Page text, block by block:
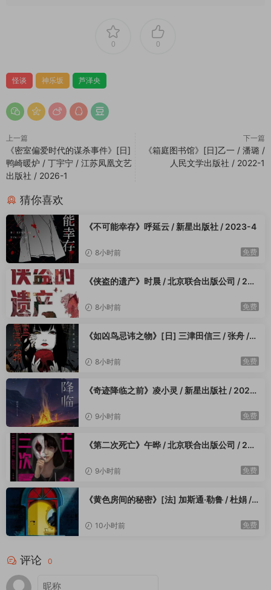
刻，自己早已深陷其中，再也无法抽身。
0 0
怪谈 神乐坂 芦泽央
上一篇
《密室偏爱时代的谋杀事件》[日]
鸭崎暖炉 / 丁宇宁 / 江苏凤凰文艺
出版社 / 2026-1
下一篇
《箱庭图书馆》[日]乙一 / 潘璐 /
人民文学出版社 / 2022-1
猜你喜欢
《不可能幸存》呼延云 / 新星出版社 / 2023-4
8小时前 免费
《侠盗的遗产》时晨 / 北京联合出版公司 / 202
8小时前 免费
《如凶鸟忌讳之物》[日] 三津田信三 / 张舟 /
8小时前 免费
《奇迹降临之前》凌小灵 / 新星出版社 / 2023
9小时前 免费
《第二次死亡》午晔 / 北京联合出版公司 / 202
9小时前 免费
《黄色房间的秘密》[法] 加斯通·勒鲁 / 杜娟 /
10小时前 免费
评论 0